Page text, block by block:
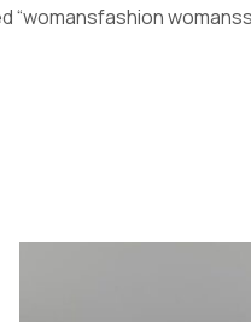
“womansfashion